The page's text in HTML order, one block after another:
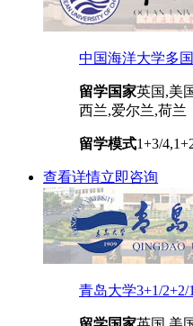
中国海洋大学多
留学国家英国,美
西兰,爱尔兰,荷兰
留学模式1+3/
查看详情立即咨询
青岛大学3+1/